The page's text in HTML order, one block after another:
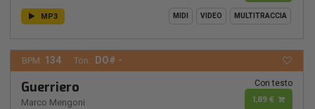
MP3 MIDI VIDEO MULTITRACCIA
BPM: 134 Ton.: DO# -
Guerriero
Marco Mengoni
Con testo
1,89 €